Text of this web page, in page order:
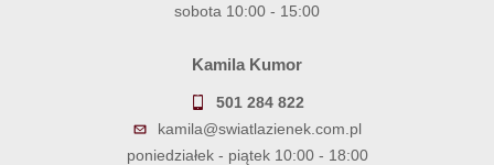
sobota 10:00 - 15:00
Kamila Kumor
501 284 822
kamila@swiatlazienek.com.pl
poniedziałek - piątek 10:00 - 18:00